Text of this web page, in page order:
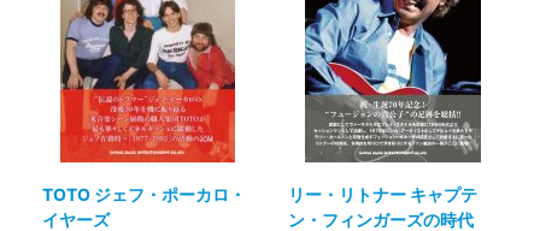
TOTO ジェフ・ポーカロ・
イヤーズ
リー・リトナー キャプテ
ン・フィンガーズの時代